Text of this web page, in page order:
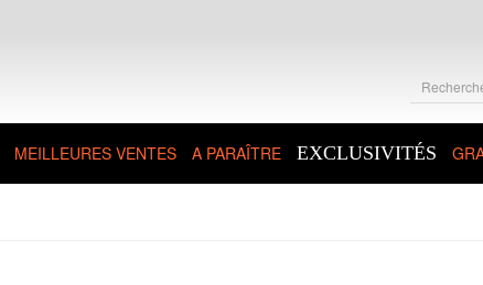
MEILLEURES VENTES A PARAÎTRE EXCLUSIVITÉS